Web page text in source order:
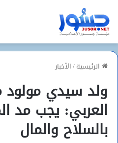
الرئيسية/الأخبار
ولد سيدي مولود
العربي: يجب مد
بالسلاح والمال